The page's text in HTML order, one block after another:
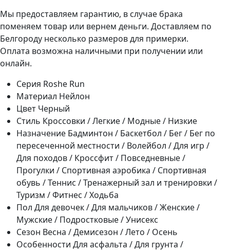
Мы предоставляем гарантию, в случае брака
поменяем товар или вернем деньги. Доставляем по
Белгороду несколько размеров для примерки.
Оплата возможна наличными при получении или
онлайн.
Серия Roshe Run
Материал Нейлон
Цвет Черный
Стиль Кроссовки / Легкие / Модные / Низкие
Назначение Бадминтон / Баскетбол / Бег / Бег по
пересеченной местности / Волейбол / Для игр /
Для походов / Кроссфит / Повседневные /
Прогулки / Спортивная аэробика / Спортивная
обувь / Теннис / Тренажерный зал и тренировки /
Туризм / Фитнес / Ходьба
Пол Для девочек / Для мальчиков / Женские /
Мужские / Подростковые / Унисекс
Сезон Весна / Демисезон / Лето / Осень
Особенности Для асфальта / Для грунта /